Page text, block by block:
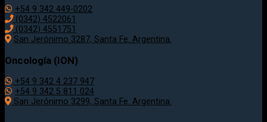
+54 9 342 449-0202
(0342) 4522061
(0342) 4551751
San Jerónimo 3287, Santa Fe. Argentina.
Oncología (ION)
+54 9 342 4 237 947
+54 9 342 5 811 024
San Jerónimo 3299, Santa Fe. Argentina.